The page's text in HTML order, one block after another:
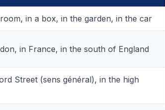
in a box, in the garden, in the car
in France, in the south of England
Street (sens général), in the high